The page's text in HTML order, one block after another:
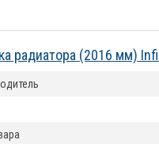
радиатора (2016 мм)